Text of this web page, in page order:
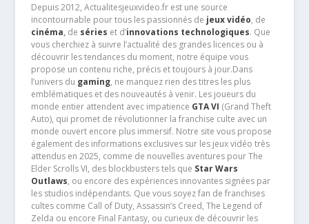
Depuis 2012, Actualitesjeuxvideo.fr est une source
incontournable pour tous les passionnés de jeux vidéo, de
cinéma,de séries et d’innovations technologiques. Que
vous cherchiez à suivre l’actualité des grandes licences ou à
découvrir les tendances du moment, notre équipe vous
propose un contenu riche, précis et toujours à jour.Dans
l’univers du gaming, ne manquez rien des titres les plus
emblématiques et des nouveautés à venir. Les joueurs du
monde entier attendent avec impatience GTA VI (Grand Theft
Auto), qui promet de révolutionner la franchise culte avec un
monde ouvert encore plus immersif. Notre site vous propose
également des informations exclusives sur les jeux vidéo très
attendus en 2025, comme de nouvelles aventures pour The
Elder Scrolls VI, des blockbusters tels que Star Wars
Outlaws, ou encore des expériences innovantes signées par
les studios indépendants. Que vous soyez fan de franchises
cultes comme Call of Duty, Assassin’s Creed, The Legend of
Zelda ou encore Final Fantasy, ou curieux de découvrir les